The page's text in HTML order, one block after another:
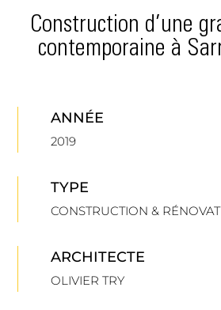
Construction d’une
contemporaine à
ANNÉE
2019
TYPE
CONSTRUCTION &
ARCHITECTE
OLIVIER TRY